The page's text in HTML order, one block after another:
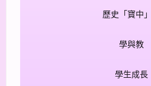
歷史「寶中
學與教
學生成長